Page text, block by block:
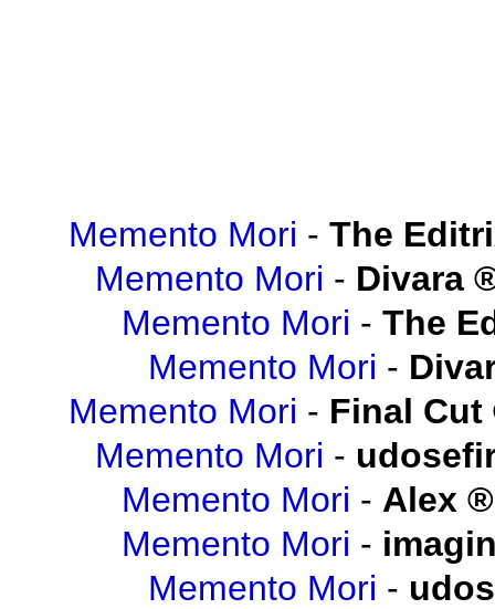
Memento Mori - The
Memento Mori - Divara
Memento Mori - The
Memento Mori -
Memento Mori - Final Cut
Memento Mori -
Memento Mori - Alex
Memento Mori -
Memento Mori -